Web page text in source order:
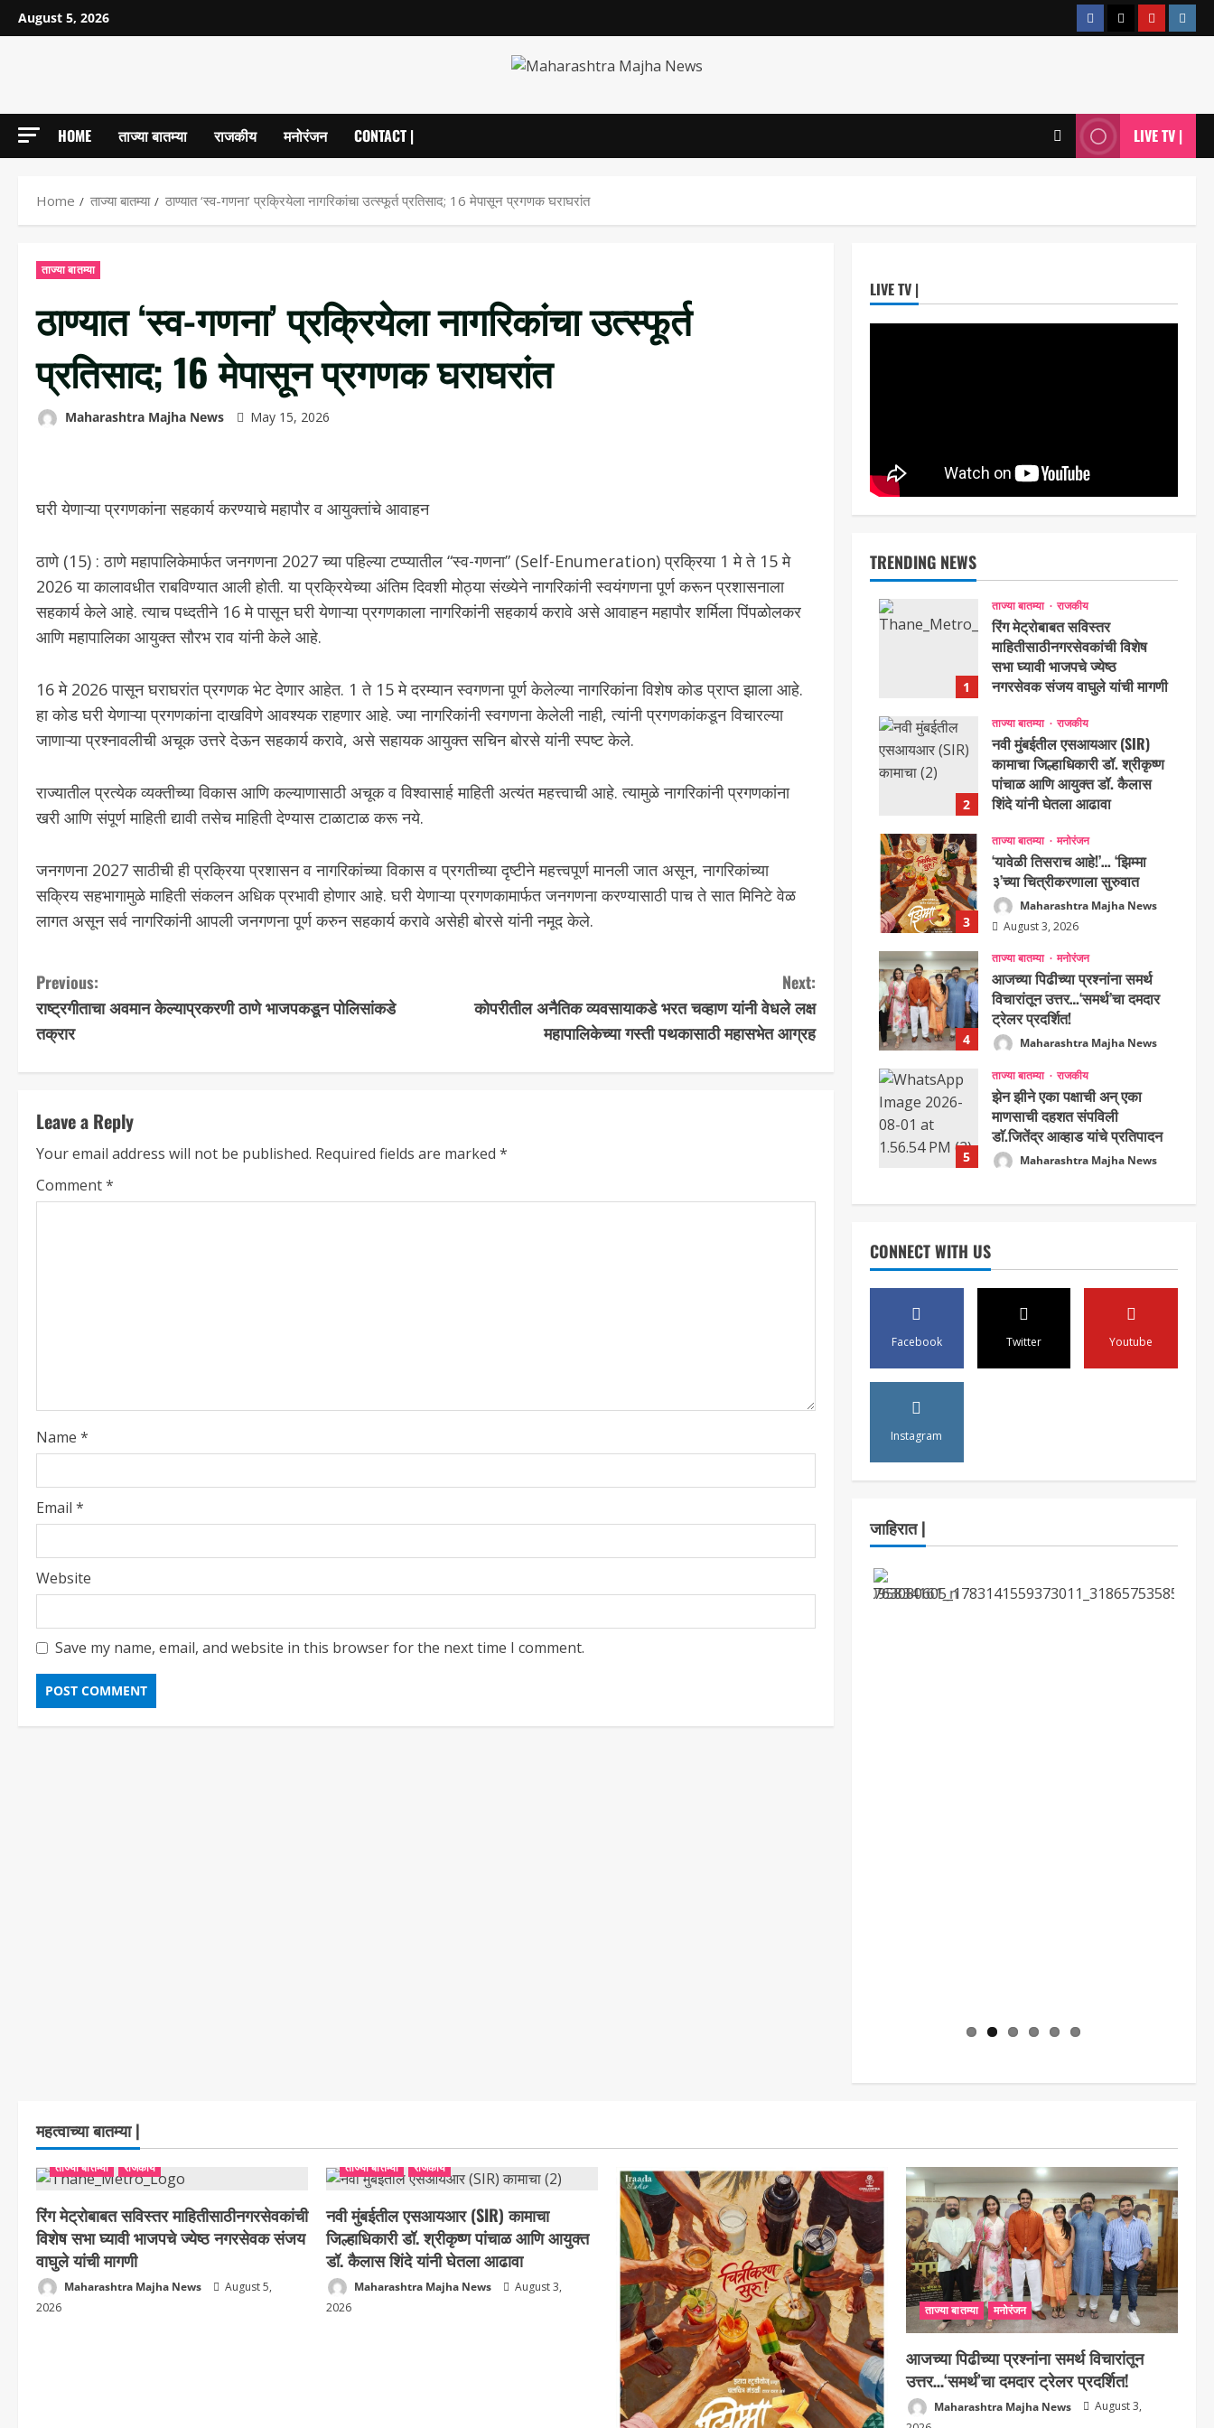
August 5, 2026
HOME ताज्या बातम्या राजकीय मनोरंजन CONTACT | LIVE TV |
Home ताज्या बातम्या ठाण्यात ‘स्व-गणना’ प्रक्रियेला नागरिकांचा उत्स्फूर्त प्रतिसाद; 16 मेपासून प्रगणक घराघरांत
ताज्या बातम्या
ठाण्यात ‘स्व-गणना’ प्रक्रियेला नागरिकांचा उत्स्फूर्त
प्रतिसाद; 16 मेपासून प्रगणक घराघरांत
Maharashtra Majha News May 15, 2026
घरी येणाऱ्या प्रगणकांना सहकार्य करण्याचे महापौर व आयुक्तांचे आवाहन
ठाणे (15) : ठाणे महापालिकेमार्फत जनगणना 2027 च्या पहिल्या टप्प्यातील “स्व-गणना” (Self-Enumeration) प्रक्रिया 1 मे ते 15 मे
2026 या कालावधीत राबविण्यात आली होती. या प्रक्रियेच्या अंतिम दिवशी मोठ्या संख्येने नागरिकांनी स्वयंगणना पूर्ण करून प्रशासनाला
सहकार्य केले आहे. त्याच पध्दतीने 16 मे पासून घरी येणाऱ्या प्रगणकाला नागरिकांनी सहकार्य करावे असे आवाहन महापौर शर्मिला पिंपळोलकर
आणि महापालिका आयुक्त सौरभ राव यांनी केले आहे.
16 मे 2026 पासून घराघरांत प्रगणक भेट देणार आहेत. 1 ते 15 मे दरम्यान स्वगणना पूर्ण केलेल्या नागरिकांना विशेष कोड प्राप्त झाला आहे.
हा कोड घरी येणाऱ्या प्रगणकांना दाखविणे आवश्यक राहणार आहे. ज्या नागरिकांनी स्वगणना केलेली नाही, त्यांनी प्रगणकांकडून विचारल्या
जाणाऱ्या प्रश्नावलीची अचूक उत्तरे देऊन सहकार्य करावे, असे सहायक आयुक्त सचिन बोरसे यांनी स्पष्ट केले.
राज्यातील प्रत्येक व्यक्तीच्या विकास आणि कल्याणासाठी अचूक व विश्वासार्ह माहिती अत्यंत महत्त्वाची आहे. त्यामुळे नागरिकांनी प्रगणकांना
खरी आणि संपूर्ण माहिती द्यावी तसेच माहिती देण्यास टाळाटाळ करू नये.
जनगणना 2027 साठीची ही प्रक्रिया प्रशासन व नागरिकांच्या विकास व प्रगतीच्या दृष्टीने महत्त्वपूर्ण मानली जात असून, नागरिकांच्या
सक्रिय सहभागामुळे माहिती संकलन अधिक प्रभावी होणार आहे. घरी येणाऱ्या प्रगणकामार्फत जनगणना करण्यासाठी पाच ते सात मिनिटे वेळ
लागत असून सर्व नागरिकांनी आपली जनगणना पूर्ण करुन सहकार्य करावे असेही बोरसे यांनी नमूद केले.
Previous:
राष्ट्रगीताचा अवमान केल्याप्रकरणी ठाणे भाजपकडून पोलिसांकडे
तक्रार
Next:
कोपरीतील अनैतिक व्यवसायाकडे भरत चव्हाण यांनी वेधले लक्ष
महापालिकेच्या गस्ती पथकासाठी महासभेत आग्रह
Leave a Reply
Your email address will not be published. Required fields are marked *
Comment*
Name *
Email *
Website
Save my name, email, and website in this browser for the next time I comment.
LIVE TV |
TRENDING NEWS
1
ताज्या बातम्या राजकीय
रिंग मेट्रोबाबत सविस्तर
माहितीसाठीनगरसेवकांची विशेष
सभा घ्यावी भाजपचे ज्येष्ठ
नगरसेवक संजय वाघुले यांची मागणी
August 5, 2026
2
ताज्या बातम्या राजकीय
नवी मुंबईतील एसआयआर (SIR)
कामाचा जिल्हाधिकारी डॉ. श्रीकृष्ण
पांचाळ आणि आयुक्त डॉ. कैलास
शिंदे यांनी घेतला आढावा
August 3, 2026
3
ताज्या बातम्या मनोरंजन
‘यावेळी तिसराच आहे!’… ‘झिम्मा
३’च्या चित्रीकरणाला सुरुवात
Maharashtra Majha News
August 3, 2026
4
ताज्या बातम्या मनोरंजन
आजच्या पिढीच्या प्रश्नांना समर्थ
विचारांतून उत्तर…‘समर्थ’चा दमदार
ट्रेलर प्रदर्शित!
Maharashtra Majha News
5
ताज्या बातम्या राजकीय
झेन झीने एका पक्षाची अन् एका
माणसाची दहशत संपविली
डाॅ.जितेंद्र आव्हाड यांचे प्रतिपादन
Maharashtra Majha News
CONNECT WITH US
Facebook Twitter Youtube
Instagram
जाहिरात |
महत्वाच्या बातम्या |
ताज्या बातम्या राजकीय
रिंग मेट्रोबाबत सविस्तर माहितीसाठीनगरसेवकांची
विशेष सभा घ्यावी भाजपचे ज्येष्ठ नगरसेवक संजय
वाघुले यांची मागणी
Maharashtra Majha News
August 5,
2026
ताज्या बातम्या राजकीय
नवी मुंबईतील एसआयआर (SIR) कामाचा
जिल्हाधिकारी डॉ. श्रीकृष्ण पांचाळ आणि आयुक्त
डॉ. कैलास शिंदे यांनी घेतला आढावा
Maharashtra Majha News
August 3,
2026
ताज्या बातम्या मनोरंजन
आजच्या पिढीच्या प्रश्नांना समर्थ विचारांतून
उत्तर…‘समर्थ’चा दमदार ट्रेलर प्रदर्शित!
Maharashtra Majha News
August 3,